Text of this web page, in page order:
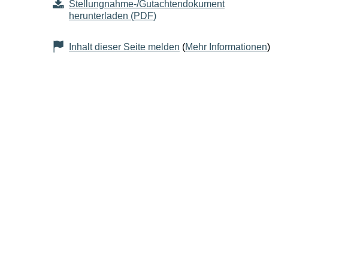
Stellungnahme-/Gutachtendokument
herunterladen (PDF)
Inhalt dieser Seite melden (Mehr Informationen)